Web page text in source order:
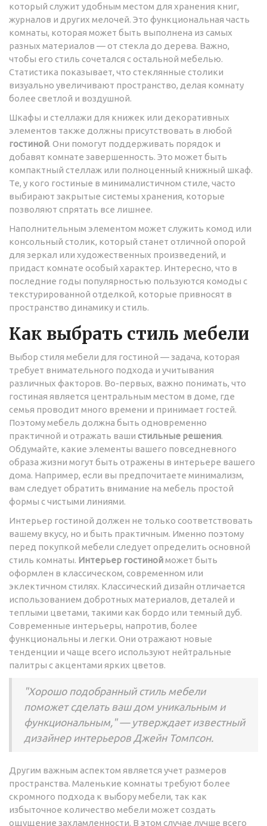
который служит удобным местом для хранения книг,
журналов и других мелочей. Это функциональная часть
комнаты, которая может быть выполнена из самых
разных материалов — от стекла до дерева. Важно,
чтобы его стиль сочетался с остальной мебелью.
Статистика показывает, что стеклянные столики
визуально увеличивают пространство, делая комнату
более светлой и воздушной.
Шкафы и стеллажи для книжек или декоративных
элементов также должны присутствовать в любой
гостиной. Они помогут поддерживать порядок и
добавят комнате завершенность. Это может быть
компактный стеллаж или полноценный книжный шкаф.
Те, у кого гостиные в минималистичном стиле, часто
выбирают закрытые системы хранения, которые
позволяют спрятать все лишнее.
Наполнительным элементом может служить комод или
консольный столик, который станет отличной опорой
для зеркал или художественных произведений, и
придаст комнате особый характер. Интересно, что в
последние годы популярностью пользуются комоды с
текстурированной отделкой, которые привносят в
пространство динамику и стиль.
Как выбрать стиль мебели
Выбор стиля мебели для гостиной — задача, которая
требует внимательного подхода и учитывания
различных факторов. Во-первых, важно понимать, что
гостиная является центральным местом в доме, где
семья проводит много времени и принимает гостей.
Поэтому мебель должна быть одновременно
практичной и отражать ваши стильные решения.
Обдумайте, какие элементы вашего повседневного
образа жизни могут быть отражены в интерьере вашего
дома. Например, если вы предпочитаете минимализм,
вам следует обратить внимание на мебель простой
формы с чистыми линиями.
Интерьер гостиной должен не только соответствовать
вашему вкусу, но и быть практичным. Именно поэтому
перед покупкой мебели следует определить основной
стиль комнаты. Интерьер гостинойможет быть
оформлен в классическом, современном или
эклектичном стилях. Классический дизайн отличается
использованием добротных материалов, деталей и
теплыми цветами, такими как бордо или темный дуб.
Современные интерьеры, напротив, более
функциональны и легки. Они отражают новые
тенденции и чаще всего используют нейтральные
палитры с акцентами ярких цветов.
"Хорошо подобранный стиль мебели
поможет сделать ваш дом уникальным и
функциональным," — утверждает известный
дизайнер интерьеров Джейн Томпсон.
Другим важным аспектом является учет размеров
пространства. Маленькие комнаты требуют более
скромного подхода к выбору мебели, так как
избыточное количество мебели может создать
ощущение захламленности. В этом случае лучше всего